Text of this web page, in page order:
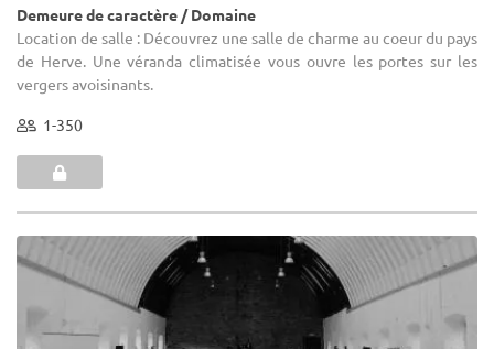
Demeure de caractère / Domaine
Location de salle : Découvrez une salle de charme au coeur du pays
de Herve. Une véranda climatisée vous ouvre les portes sur les
vergers avoisinants.
1-350